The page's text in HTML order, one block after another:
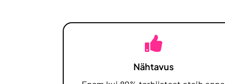
Nähtavus